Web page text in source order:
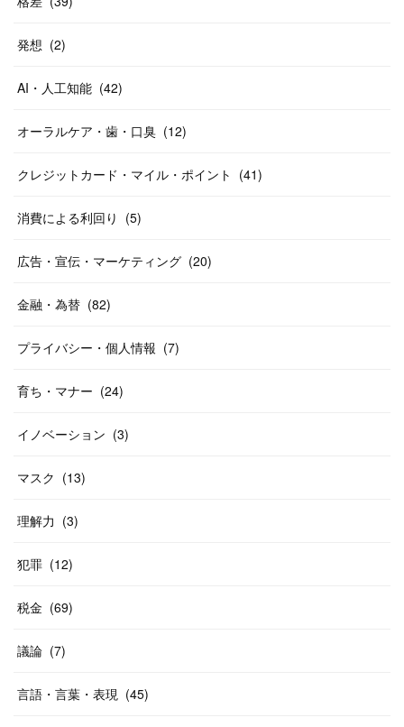
発想 (2)
AI・人工知能 (42)
オーラルケア・歯・口臭 (12)
クレジットカード・マイル・ポイント (41)
消費による利回り (5)
広告・宣伝・マーケティング (20)
金融・為替 (82)
プライバシー・個人情報 (7)
育ち・マナー (24)
イノベーション (3)
マスク (13)
理解力 (3)
犯罪 (12)
税金 (69)
議論 (7)
言語・言葉・表現 (45)